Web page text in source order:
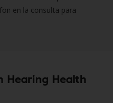
en la consulta para
Hearing Health